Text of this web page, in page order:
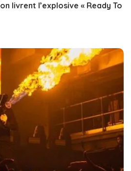
livrent l’explosive « Ready To